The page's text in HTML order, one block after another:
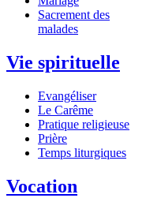
Sacrement des
malades
Vie spirituelle
Evangéliser
Le Carême
Pratique religieuse
Prière
Temps liturgiques
Vocation